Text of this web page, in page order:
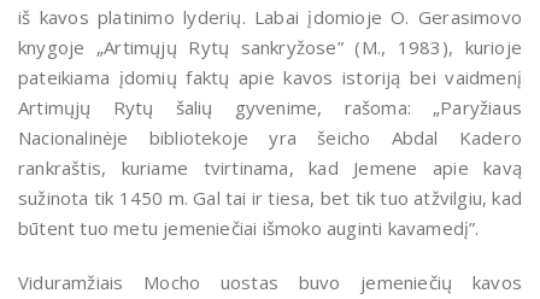
iš kavos platinimo lyderių. Labai įdomioje O. Gerasimovo
knygoje „Artimųjų Rytų sankryžose” (M., 1983), kurioje
pateikiama įdomių faktų apie kavos istoriją bei vaidmenį
Artimųjų Rytų šalių gyvenime, rašoma: „Paryžiaus
Nacionalinėje bibliotekoje yra šeicho Abdal Kadero
rankraštis, kuriame tvirtinama, kad Jemene apie kavą
sužinota tik 1450 m. Gal tai ir tiesa, bet tik tuo atžvilgiu, kad
būtent tuo metu jemeniečiai išmoko auginti kavamedį”.
Viduramžiais Mocho uostas buvo jemeniečių kavos